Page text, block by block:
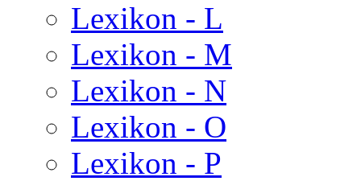
Lexikon - L
Lexikon - M
Lexikon - N
Lexikon - O
Lexikon - P